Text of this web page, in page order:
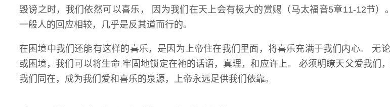
毁谤之时，我们依然可以喜乐， 因为我们在天上会有极大的赏赐（ 马太福音5章11-12节）
一般人的回应相较，几乎是反其道而行的。
在困境中我们还能有这样的喜乐，是因为上帝住在我们里面，将喜乐充满于我们内心。 无
或困境，我们可以将生命 牢固地锁定在祂的话语，真理，和应许上。 必须明瞭天父爱我们
我们同在，成为我们爱和喜乐的泉源，上帝永远足供我们依靠。